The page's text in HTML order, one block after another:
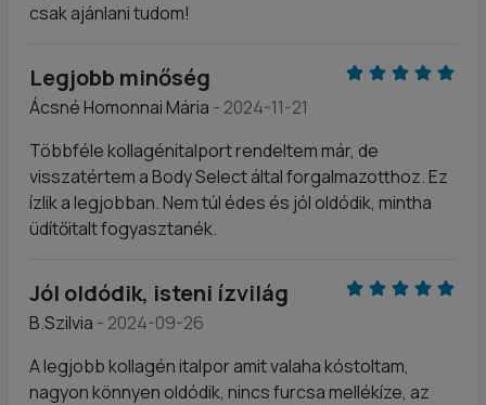
csak ajánlani tudom!
Legjobb minőség
Ácsné Homonnai Mária - 2024-11-21
Többféle kollagénitalport rendeltem már, de
visszatértem a Body Select által forgalmazotthoz. Ez
ízlik a legjobban. Nem túl édes és jól oldódik, mintha
üdítőitalt fogyasztanék.
Jól oldódik, isteni ízvilág
B.Szilvia - 2024-09-26
A legjobb kollagén italpor amit valaha kóstoltam,
nagyon könnyen oldódik, nincs furcsa mellékíze, az